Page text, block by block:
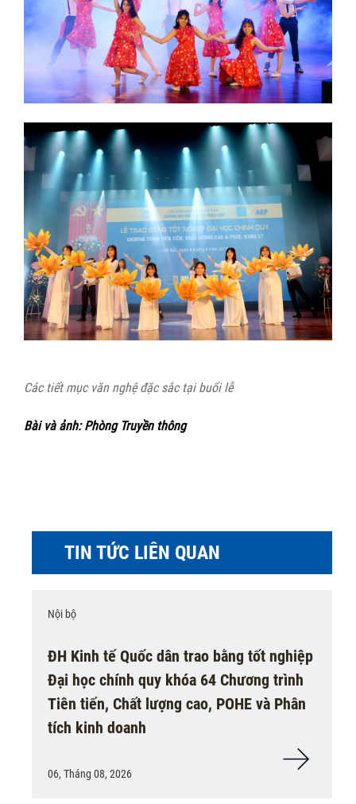
Các tiết mục văn nghệ đặc sắc tại buổi lễ
Bài và ảnh: Phòng Truyền thông
TIN TỨC LIÊN QUAN
Nội bộ
ĐH Kinh tế Quốc dân trao bằng tốt nghiệp
Đại học chính quy khóa 64 Chương trình
Tiên tiến, Chất lượng cao, POHE và Phân
tích kinh doanh
06, Tháng 08, 2026